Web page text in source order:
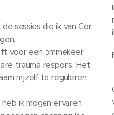
sessies die ik van Cor
voor een ommekeer
trauma respons. Het
mijzelf te reguleren
ik mogen ervaren